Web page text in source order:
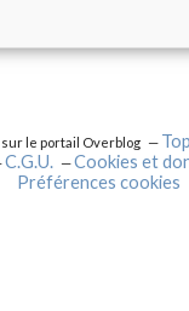
sur le portail Overblog
C.G.U.
Cookies et
Préférences cookies